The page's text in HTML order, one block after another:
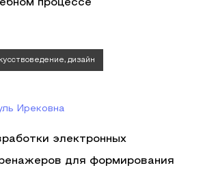
процессе
дизайн
Ирековна
электронных
для формирования